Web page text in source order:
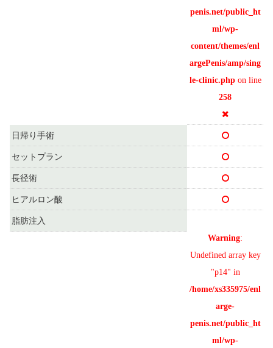
penis.net/public_ht
ml/wp-
content/themes/enl
argePenis/amp/sing
le-clinic.phpon line
258
日帰り手術
セットプラン
長径術
ヒアルロン酸
脂肪注入
Warning:
Undefined array key
"p14" in
/home/xs335975/enl
arge-
penis.net/public_ht
ml/wp-